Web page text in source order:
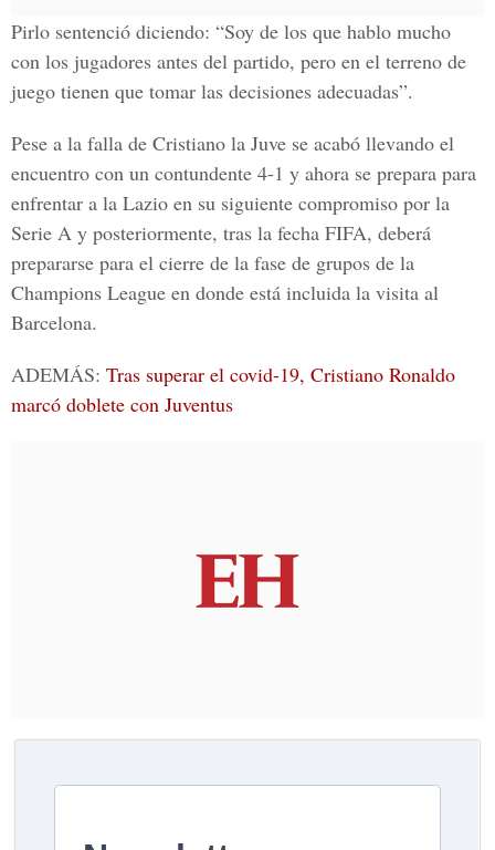
Pirlo sentenció diciendo: “Soy de los que hablo mucho
con los jugadores antes del partido, pero en el terreno de
juego tienen que tomar las decisiones adecuadas”.
Pese a la falla de Cristiano la Juve se acabó llevando el
encuentro con un contundente 4-1 y ahora se prepara para
enfrentar a la Lazio en su siguiente compromiso por la
Serie A y posteriormente, tras la fecha FIFA, deberá
prepararse para el cierre de la fase de grupos de la
Champions League en donde está incluida la visita al
Barcelona.
ADEMÁS: Tras superar el covid-19, Cristiano Ronaldo
marcó doblete con Juventus